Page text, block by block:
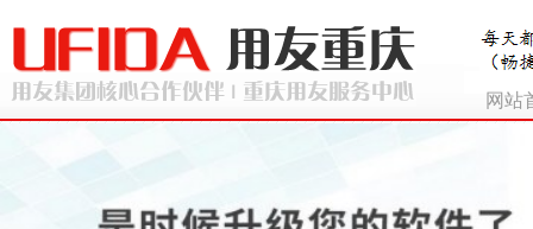
网站